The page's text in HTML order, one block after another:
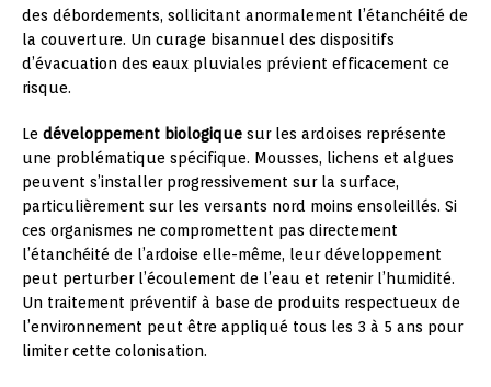
des débordements, sollicitant anormalement l’étanchéité de
la couverture. Un curage bisannuel des dispositifs
d’évacuation des eaux pluviales prévient efficacement ce
risque.
Le développement biologique sur les ardoises représente
une problématique spécifique. Mousses, lichens et algues
peuvent s’installer progressivement sur la surface,
particulièrement sur les versants nord moins ensoleillés. Si
ces organismes ne compromettent pas directement
l’étanchéité de l’ardoise elle-même, leur développement
peut perturber l’écoulement de l’eau et retenir l’humidité.
Un traitement préventif à base de produits respectueux de
l’environnement peut être appliqué tous les 3 à 5 ans pour
limiter cette colonisation.